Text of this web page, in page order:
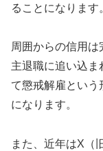
ることになります
周囲からの信用
主退職に追い込ま
て懲戒解雇という
になります。
また、近年はX（